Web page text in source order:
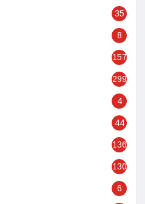
35
8
157
299
4
44
136
130
6